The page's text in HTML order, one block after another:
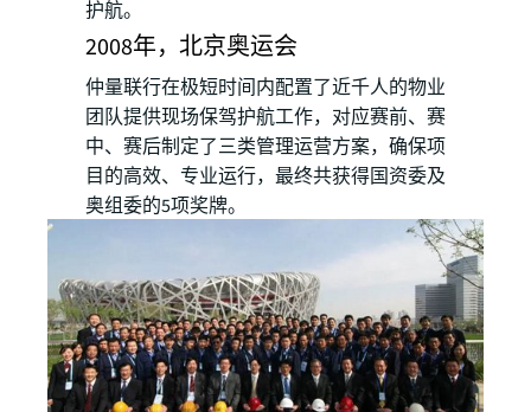
护航。
2008年，北京奥运会
仲量联行在极短时间内配置了近千人的物业
团队提供现场保驾护航工作，对应赛前、赛
中、赛后制定了三类管理运营方案，确保项
目的高效、专业运行，最终共获得国资委及
奥组委的5项奖牌。